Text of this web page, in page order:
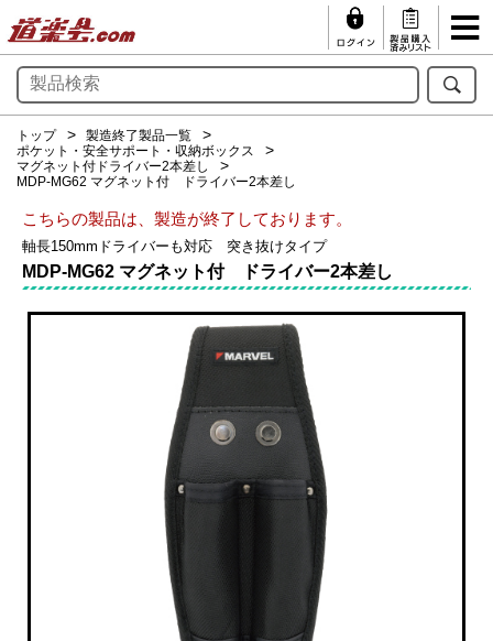
トップ
製造終了製品一覧
ポケット・安全サポート・収納ボックス
マグネット付ドライバー2本差し
MDP-MG62 マグネット付 ドライバー2本差し
こちらの製品は、製造が終了しております。
軸長150mmドライバーも対応 突き抜けタイプ
MDP-MG62 マグネット付 ドライバー2本差し